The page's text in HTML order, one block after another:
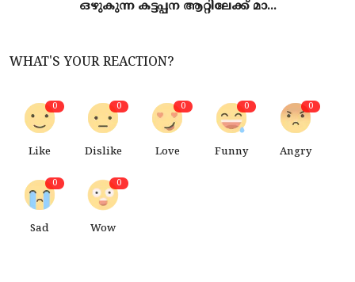
ഒഴുകുന്ന കട്ടപ്പന ആറ്റിലേക്ക് മാ...
WHAT'S YOUR REACTION?
0
Like
0
Dislike
0
Love
0
Funny
0
Angry
0
Sad
0
Wow